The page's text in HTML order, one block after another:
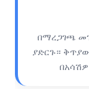
በማረጋገጫ
ያድርጉ።